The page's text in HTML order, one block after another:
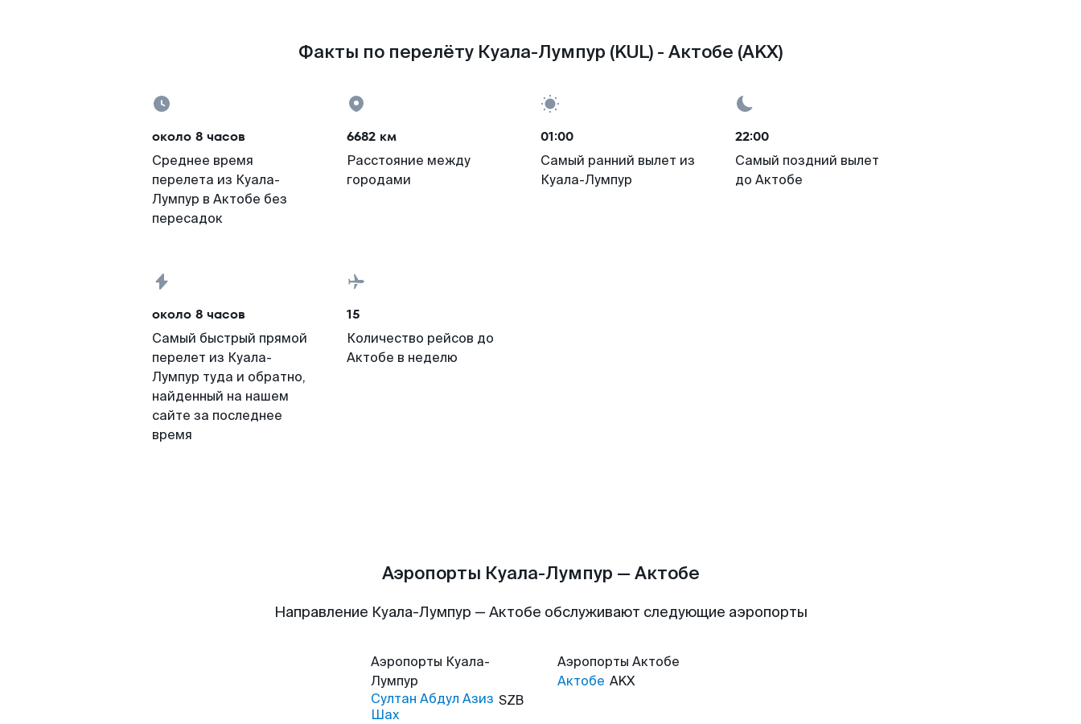
Факты по перелёту Куала-Лумпур (KUL) - Актобе (AKX)
около 8 часов
Среднее время
перелета из Куала-
Лумпур в Актобе без
пересадок
6682 км
Расстояние между
городами
01:00
Самый ранний вылет из
Куала-Лумпур
22:00
Самый поздний вылет
до Актобе
около 8 часов
Самый быстрый прямой
перелет из Куала-
Лумпур туда и обратно,
найденный на нашем
сайте за последнее
время
15
Количество рейсов до
Актобе в неделю
Аэропорты Куала-Лумпур — Актобе
Направление Куала-Лумпур — Актобе обслуживают следующие аэропорты
Аэропорты Куала-
Лумпур
Султан Абдул Азиз
Шах
SZB
Аэропорты Актобе
Актобе AKX